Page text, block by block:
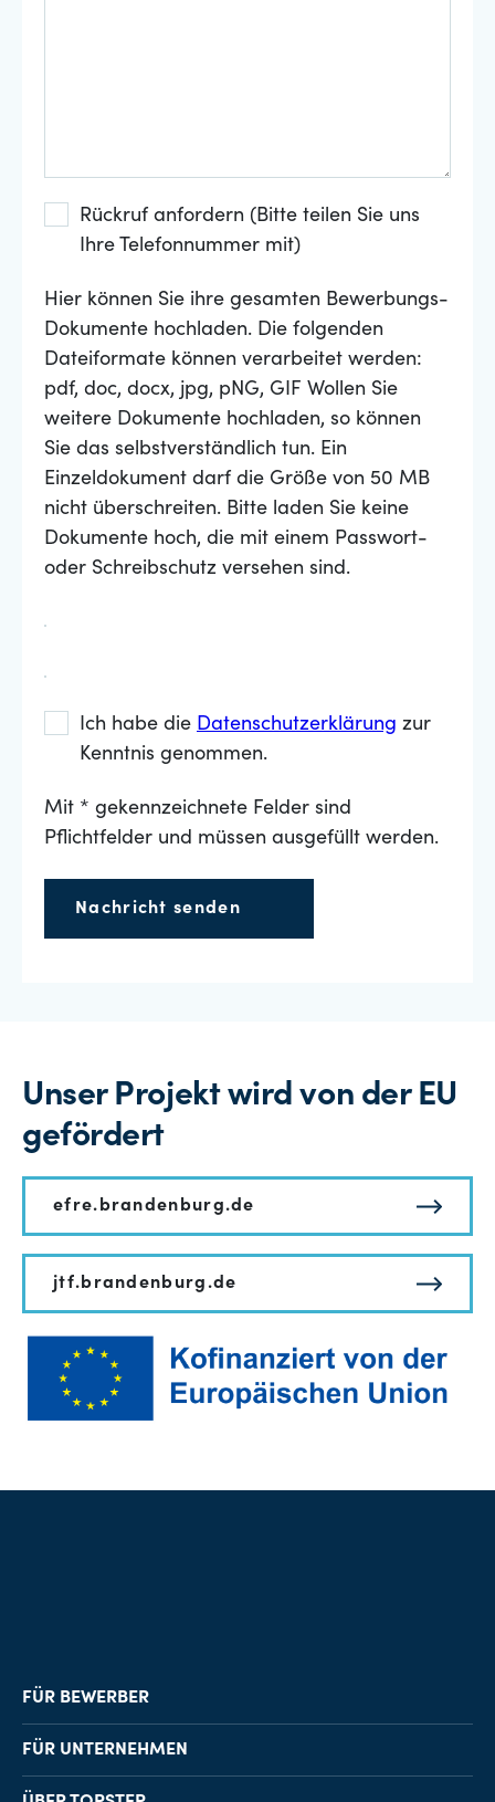
Rückruf anfordern (Bitte teilen Sie uns
Ihre Telefonnummer mit)
Hier können Sie ihre gesamten Bewerbungs-
Dokumente hochladen. Die folgenden
Dateiformate können verarbeitet werden:
pdf, doc, docx, jpg, pNG, GIF Wollen Sie
weitere Dokumente hochladen, so können
Sie das selbstverständlich tun. Ein
Einzeldokument darf die Größe von 50 MB
nicht überschreiten. Bitte laden Sie keine
Dokumente hoch, die mit einem Passwort-
oder Schreibschutz versehen sind.
Ich habe die Datenschutzerklärung zur
Kenntnis genommen.
Mit * gekennzeichnete Felder sind
Pflichtfelder und müssen ausgefüllt werden.
Nachricht senden
Unser Projekt wird von der EU
gefördert
efre.brandenburg.de
jtf.brandenburg.de
FÜR BEWERBER
Job-Finder
Karriereberatung
FÜR UNTERNEHMEN
Personalvermittlung